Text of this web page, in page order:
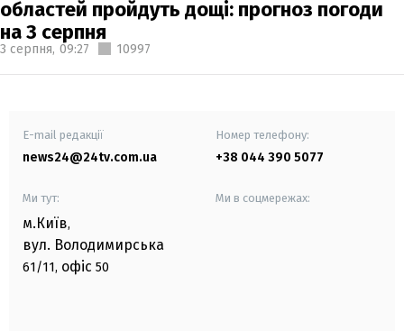
областей пройдуть дощі: прогноз погоди
на 3 серпня
3 серпня, 09:27 10997
E-mail редакції
news24@24tv.com.ua
Номер телефону:
+38 044 390 5077
Ми тут:
м.Київ,
вул. Володимирська
61/11, офіс 50
Ми в соцмережах: